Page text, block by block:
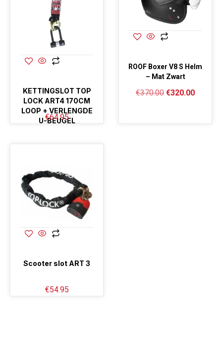
KETTINGSLOT TOP
LOCK ART4 170CM
LOOP + VERLENGDE
U-BEUGEL
€64.95
ROOF Boxer V8 S Helm
– Mat Zwart
€370.00 €320.00
Scooter slot ART 3
€54.95